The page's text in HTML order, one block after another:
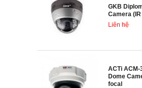
GKB
Camera
Liên hệ
ACTi ACM-
Dome
focal